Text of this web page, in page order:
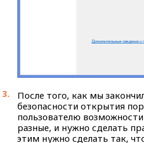
После того, как мы
безопасности открытия
пользователю
разные, и нужно сделать
этим нужно сделать так,